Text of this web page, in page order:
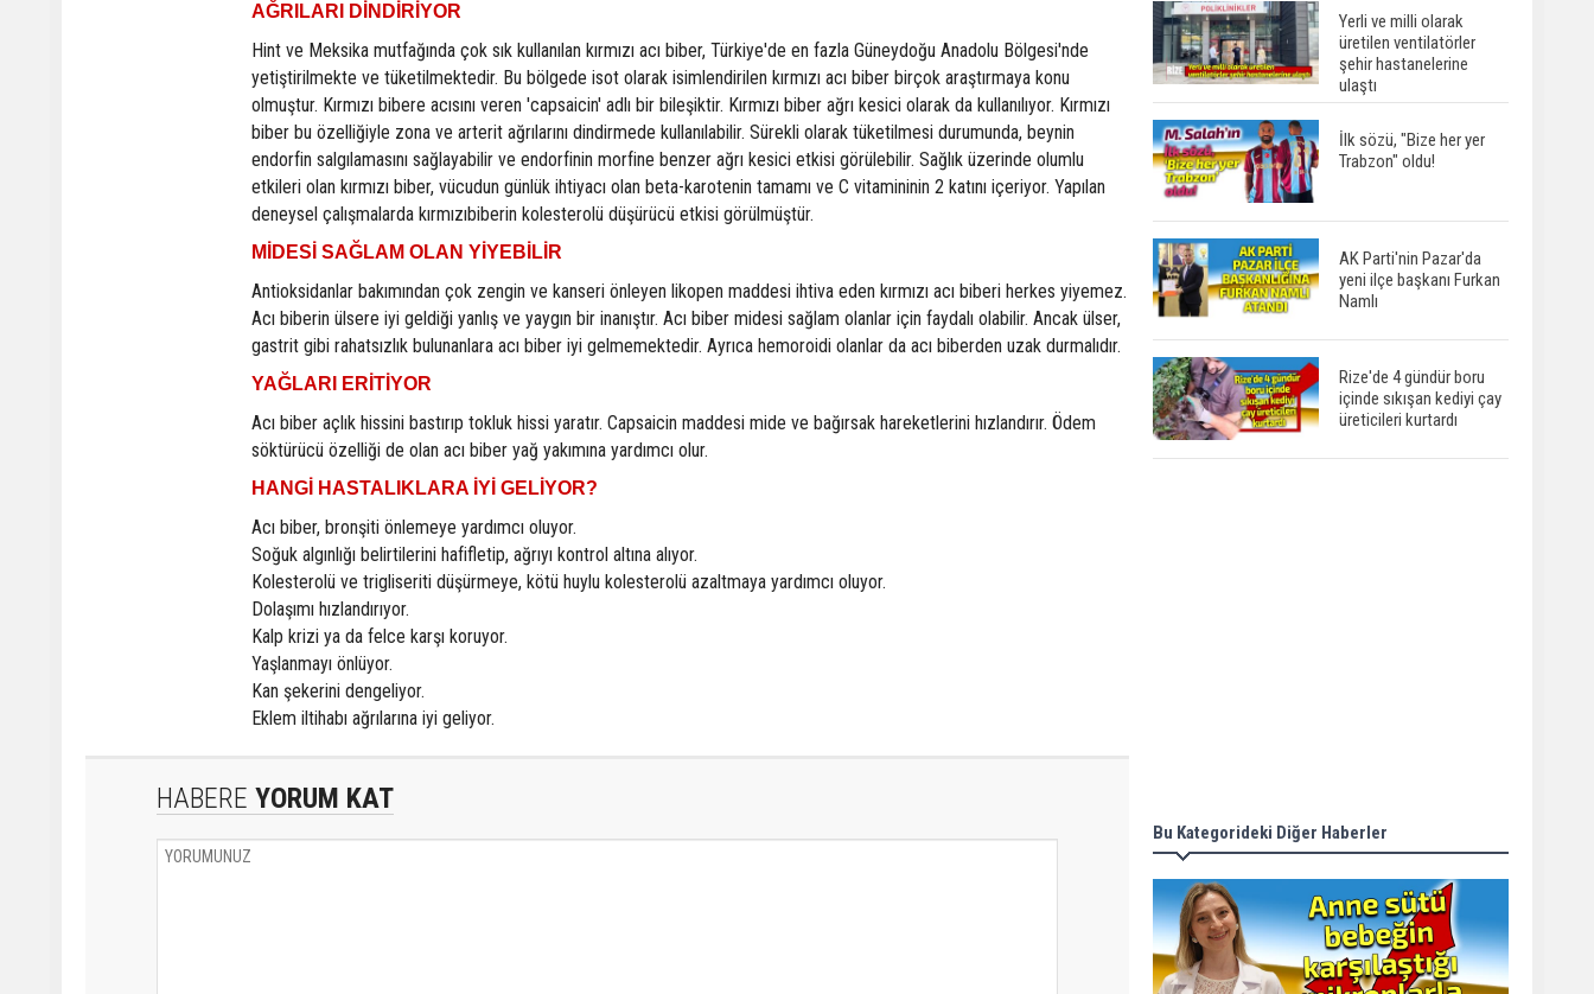
AĞRILARI DİNDİRİYOR
Hint ve Meksika mutfağında çok sık kullanılan kırmızı acı biber, Türkiye'de en fazla Güneydoğu Anadolu Bölgesi'nde
yetiştirilmekte ve tüketilmektedir. Bu bölgede isot olarak isimlendirilen kırmızı acı biber birçok araştırmaya konu
olmuştur. Kırmızı bibere acısını veren 'capsaicin' adlı bir bileşiktir. Kırmızı biber ağrı kesici olarak da kullanılıyor. Kırmızı
biber bu özelliğiyle zona ve arterit ağrılarını dindirmede kullanılabilir. Sürekli olarak tüketilmesi durumunda, beynin
endorfin salgılamasını sağlayabilir ve endorfinin morfine benzer ağrı kesici etkisi görülebilir. Sağlık üzerinde olumlu
etkileri olan kırmızı biber, vücudun günlük ihtiyacı olan beta-karotenin tamamı ve C vitamininin 2 katını içeriyor. Yapılan
deneysel çalışmalarda kırmızıbiberin kolesterolü düşürücü etkisi görülmüştür.
MİDESİ SAĞLAM OLAN YİYEBİLİR
Antioksidanlar bakımından çok zengin ve kanseri önleyen likopen maddesi ihtiva eden kırmızı acı biberi herkes yiyemez.
Acı biberin ülsere iyi geldiği yanlış ve yaygın bir inanıştır. Acı biber midesi sağlam olanlar için faydalı olabilir. Ancak ülser,
gastrit gibi rahatsızlık bulunanlara acı biber iyi gelmemektedir. Ayrıca hemoroidi olanlar da acı biberden uzak durmalıdır.
YAĞLARI ERİTİYOR
Acı biber açlık hissini bastırıp tokluk hissi yaratır. Capsaicin maddesi mide ve bağırsak hareketlerini hızlandırır. Ödem
söktürücü özelliği de olan acı biber yağ yakımına yardımcı olur.
HANGİ HASTALIKLARA İYİ GELİYOR?
Acı biber, bronşiti önlemeye yardımcı oluyor.
Soğuk algınlığı belirtilerini hafifletip, ağrıyı kontrol altına alıyor.
Kolesterolü ve trigliseriti düşürmeye, kötü huylu kolesterolü azaltmaya yardımcı oluyor.
Dolaşımı hızlandırıyor.
Kalp krizi ya da felce karşı koruyor.
Yaşlanmayı önlüyor.
Kan şekerini dengeliyor.
Eklem iltihabı ağrılarına iyi geliyor.
HABERE YORUM KAT
Yerli ve milli olarak
üretilen ventilatörler
şehir hastanelerine
ulaştı
İlk sözü, "Bize her yer
Trabzon" oldu!
AK Parti'nin Pazar'da
yeni ilçe başkanı Furkan
Namlı
Rize'de 4 gündür boru
içinde sıkışan kediyi çay
üreticileri kurtardı
Bu Kategorideki Diğer Haberler